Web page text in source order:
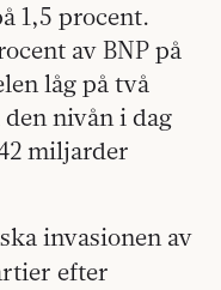
1,5 procent.
av BNP på
låg på två
nivån i dag
miljarder
invasionen av
efter